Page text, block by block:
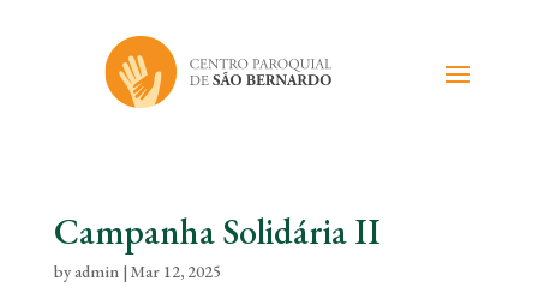
Campanha Solidária II
byadmin| Mar 12, 2025